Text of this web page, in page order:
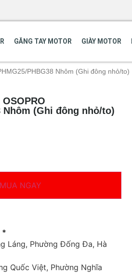
GĂNG TAY MOTOR GIÀY MOTOR
PHBG38 Nhôm (Ghi đông nhỏ/to)
Nhôm (Ghi đông nhỏ/to)
MUA NGAY
*
Láng, Phường Đống Đa, Hà
Quốc Việt, Phường Nghĩa